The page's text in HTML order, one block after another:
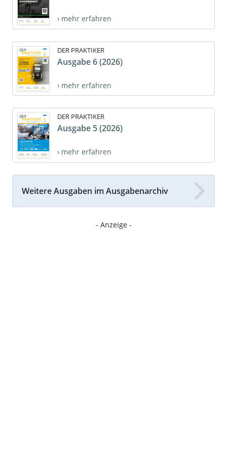
› mehr erfahren
DER PRAKTIKER
Ausgabe 6 (2026)
› mehr erfahren
DER PRAKTIKER
Ausgabe 5 (2026)
› mehr erfahren
Weitere Ausgaben im Ausgabenarchiv
- Anzeige -